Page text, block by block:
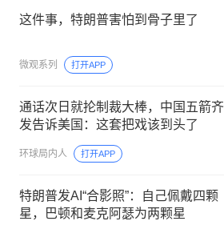
这件事，特朗普害怕到骨子里了
微观系列 打开APP
通话次日就抡制裁大棒，中国五箭齐
发告诉美国：这套把戏该到头了
环球局内人 打开APP
特朗普发AI“合影照”：自己佩戴四颗
星，巴顿和麦克阿瑟为两颗星